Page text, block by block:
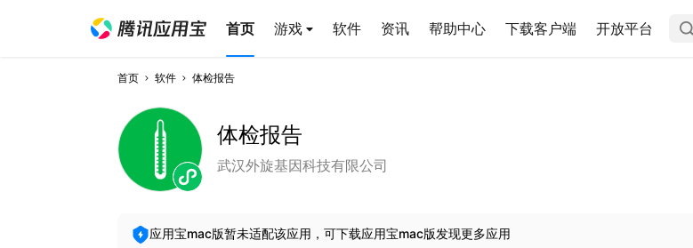
首页 游戏 软件 资讯 帮助中心 下载客户端 开放平台
首页 软件 体检报告
体检报告
武汉外旋基因科技有限公司
应用宝mac版暂未适配该应用，可下载应用宝mac版发现更多应用